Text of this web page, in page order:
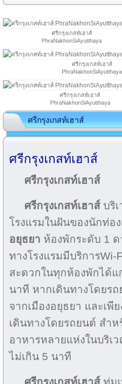
ศรีกรุงเกสท์เฮาส์
PhraNakhonSiAyutthaya
ศรีกรุงเกสท์เฮาส์
PhraNakhonSiAyutthaya
ศรีกรุงเกสท์เฮาส์
PhraNakhonSiAyutthaya
ศรีกรุงเกสท์เฮาส์
ศรีกรุงเกสท์เฮาส์
ศรีกรุงเกสท์เฮาส์
ศรีกรุงเกสท์เฮาส์ บริ
โรงแรมในฝันของนักท่อ
อยุธยา ห้องพักระดับ 1
ทางโรงแรมมีบริการ
สะดวกในทุกห้องพักได้แ
นาที หากเดินทางโดยรถ
จากเมืองอยุธยา และเ
เดินทางโดยรถยนต์ สำ
อาหารหลายแห่งในบริเ
ไม่เกิน 5 นาที